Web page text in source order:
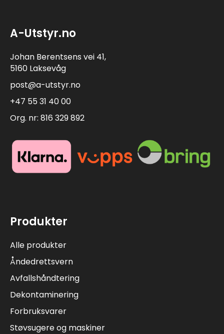
A-Utstyr.no
Johan Berentsens vei 41,
5160 Laksevåg
post@a-utstyr.no
+47 55 31 40 00
Org. nr: 816 329 892
Produkter
Alle produkter
Åndedrettsvern
Avfallshåndtering
Dekontaminering
Forbruksvarer
Støvsugere og maskiner